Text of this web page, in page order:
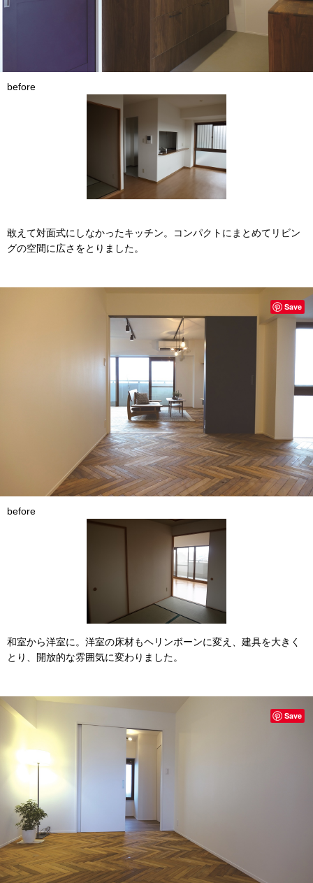
before
敢えて対面式にしなかったキッチン。コンパクトにまとめてリビン
グの空間に広さをとりました。
before
和室から洋室に。洋室の床材もヘリンボーンに変え、建具を大きく
とり、開放的な雰囲気に変わりました。
Save
Save